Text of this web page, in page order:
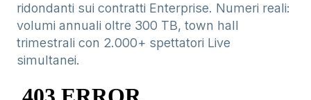
ridondanti sui contratti Enterprise. Numeri reali:
volumi annuali oltre 300 TB, town hall
trimestrali con 2.000+ spettatori Live
simultanei.